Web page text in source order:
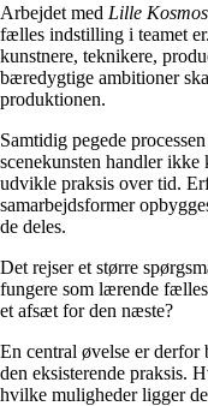
Arbejdet med Lille Kosmos
fælles indstilling i teamet
kunstnere, teknikere,
bæredygtige ambitioner
produktionen.
Samtidig pegede
scenekunsten handler
udvikle praksis over tid.
samarbejdsformer
de deles.
Det rejser et større
fungere som lærende
et afsæt for den næste?
En central øvelse er
den eksisterende praksis.
hvilke muligheder ligger